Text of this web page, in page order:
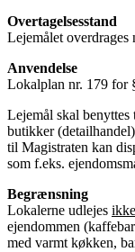
Overtagelsesstand
Lejemålet overdrages
Anvendelse
Lokalplan nr. 179 for
Lejemål skal benyttes
butikker
til Magistraten kan
som f.eks.
Begrænsning
Lokalerne udlejes ikke
ejendommen
med varmt køkken,